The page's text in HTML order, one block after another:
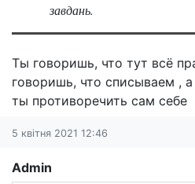
завдань.
Ты говоришь, что тут всё
говоришь, что списываем ,
ты противоречить сам себе
5 квітня 2021 12:46
Admin